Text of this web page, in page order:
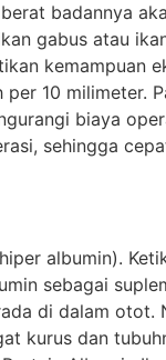
badannya
gabus atau
kemampuan
10 milimeter.
biaya
sehingga
albumin).
sebagai
di dalam otot.
kurus dan